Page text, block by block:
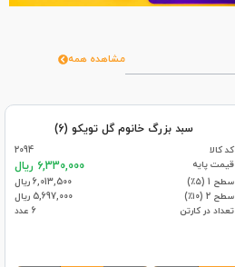
مشاهده همه
سبد بزرگ خانوم گل تویکو (6)
کد کالا
2094
قیمت پایه
6,330,000 ریال
سطح 1 (۵٪)
6,013,500 ریال
سطح 2 (۱۰٪)
5,697,000 ریال
تعداد در کارتن
6 عدد